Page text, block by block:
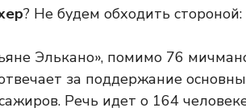
? Не будем обходить стороной:
Элькано», помимо 76
за поддержание
Речь идет о 164